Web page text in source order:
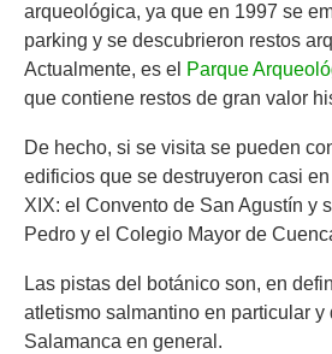
arqueológica, ya que en 1997 se
parking y se descubrieron restos
Actualmente, es el Parque
que contiene restos de gran valor
De hecho, si se visita se pueden
edificios que se destruyeron casi
XIX: el Convento de San Agustín y
Pedro y el Colegio Mayor de
Las pistas del botánico son, en
atletismo salmantino en particular y
Salamanca en general.